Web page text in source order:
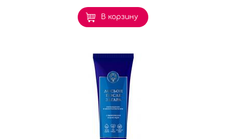
В корзину